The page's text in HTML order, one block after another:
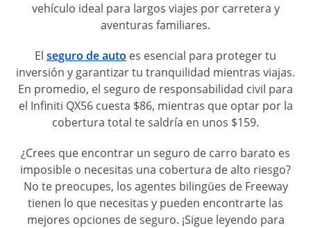
vehículo ideal para largos viajes por carretera y
aventuras familiares.
El seguro de auto es esencial para proteger tu
inversión y garantizar tu tranquilidad mientras viajas.
En promedio, el seguro de responsabilidad civil para
el Infiniti QX56 cuesta $86, mientras que optar por la
cobertura total te saldría en unos $159.
¿Crees que encontrar un seguro de carro barato es
imposible o necesitas una cobertura de alto riesgo?
No te preocupes, los agentes bilingües de Freeway
tienen lo que necesitas y pueden encontrarte las
mejores opciones de seguro. ¡Sigue leyendo para